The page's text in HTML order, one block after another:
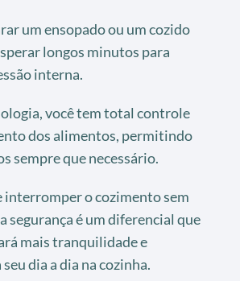
um ensopado ou um cozido
longos minutos para
interna.
você tem total controle
dos alimentos, permitindo
sempre que necessário.
interromper o cozimento sem
segurança é um diferencial que
mais tranquilidade e
dia a dia na cozinha.